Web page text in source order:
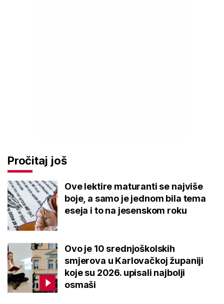
Pročitaj još
Ove lektire maturanti se najviše
boje, a samo je jednom bila tema
eseja i to na jesenskom roku
Ovo je 10 srednjoškolskih
smjerova u Karlovačkoj županiji
koje su 2026. upisali najbolji
osmaši